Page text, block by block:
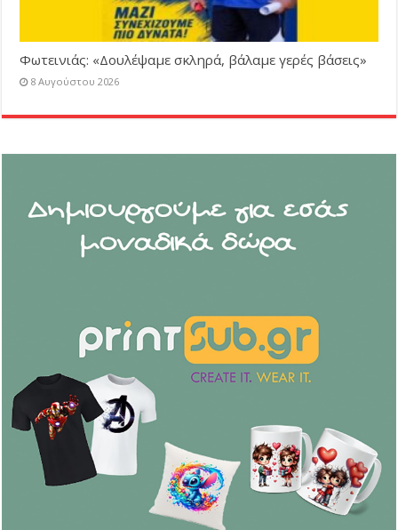
Φωτεινιάς: «Δουλέψαμε σκληρά, βάλαμε γερές βάσεις»
8 Αυγούστου 2026